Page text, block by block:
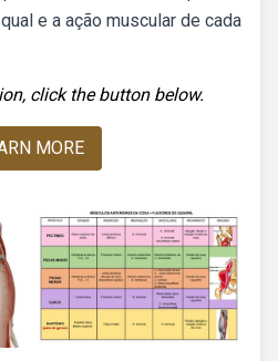
e a ação muscular de cada
click the button below.
MORE